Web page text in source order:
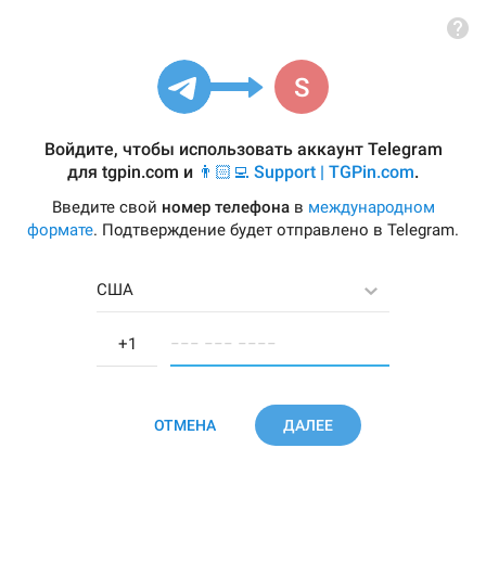
Войдите, чтобы использовать аккаунт Telegram
для tgpin.com и 👨🏻‍💻 Support | TGPin.com.
Введите свой номер телефонав международном
формате. Подтверждение будет отправлено в Telegram.
США
−−− −−− −−−−
ОТМЕНА ДАЛЕЕ